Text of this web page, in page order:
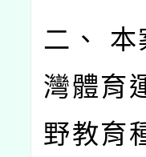
二、 本
灣體育
野教育